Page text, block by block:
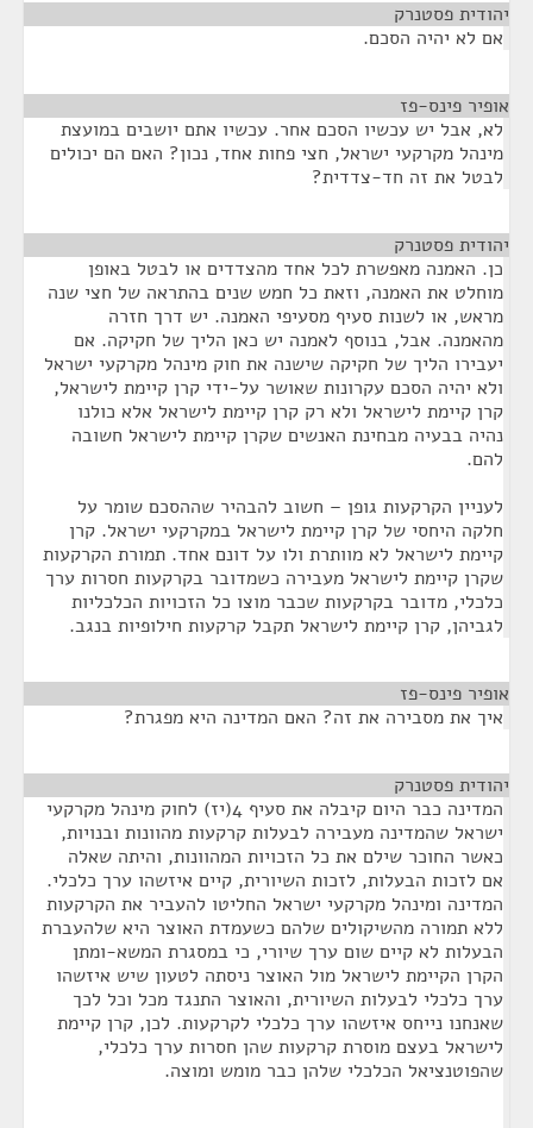
יהודית פסטנרק
אם לא יהיה הסכם.
אופיר פינס-פז
לא, אבל יש עכשיו הסכם אחר. עכשיו אתם יושבים במועצת
מינהל מקרקעי ישראל, חצי פחות אחד, נכון? האם הם יכולים
לבטל את זה חד-צדדית?
יהודית פסטנרק
כן. האמנה מאפשרת לכל אחד מהצדדים או לבטל באופן
מוחלט את האמנה, וזאת כל חמש שנים בהתראה של חצי שנה
מראש, או לשנות סעיף מסעיפי האמנה. יש דרך חזרה
מהאמנה. אבל, בנוסף לאמנה יש כאן הליך של חקיקה. אם
יעבירו הליך של חקיקה שישנה את חוק מינהל מקרקעי ישראל
ולא יהיה הסכם עקרונות שאושר על-ידי קרן קיימת לישראל,
קרן קיימת לישראל ולא רק קרן קיימת לישראל אלא כולנו
נהיה בבעיה מבחינת האנשים שקרן קיימת לישראל חשובה
להם.
לעניין הקרקעות גופן – חשוב להבהיר שההסכם שומר על
חלקה היחסי של קרן קיימת לישראל במקרקעי ישראל. קרן
קיימת לישראל לא מוותרת ולו על דונם אחד. תמורת הקרקעות
שקרן קיימת לישראל מעבירה כשמדובר בקרקעות חסרות ערך
כלכלי, מדובר בקרקעות שכבר מוצו כל הזכויות הכלכליות
לגביהן, קרן קיימת לישראל תקבל קרקעות חילופיות בנגב.
אופיר פינס-פז
איך את מסבירה את זה? האם המדינה היא מפגרת?
יהודית פסטנרק
המדינה כבר היום קיבלה את סעיף 4(יז) לחוק מינהל מקרקעי
ישראל שהמדינה מעבירה לבעלות קרקעות מהוונות ובנויות,
כאשר החוכר שילם את כל הזכויות המהוונות, והיתה שאלה
אם לזכות הבעלות, לזכות השיורית, קיים איזשהו ערך כלכלי.
המדינה ומינהל מקרקעי ישראל החליטו להעביר את הקרקעות
ללא תמורה מהשיקולים שלהם כשעמדת האוצר היא שלהעברת
הבעלות לא קיים שום ערך שיורי, כי במסגרת המשא-ומתן
הקרן הקיימת לישראל מול האוצר ניסתה לטעון שיש איזשהו
ערך כלכלי לבעלות השיורית, והאוצר התנגד מכל וכל לכך
שאנחנו נייחס איזשהו ערך כלכלי לקרקעות. לכן, קרן קיימת
לישראל בעצם מוסרת קרקעות שהן חסרות ערך כלכלי,
שהפוטנציאל הכלכלי שלהן כבר מומש ומוצה.